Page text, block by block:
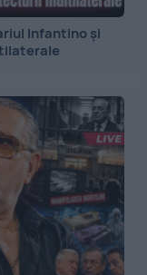
Infantino și